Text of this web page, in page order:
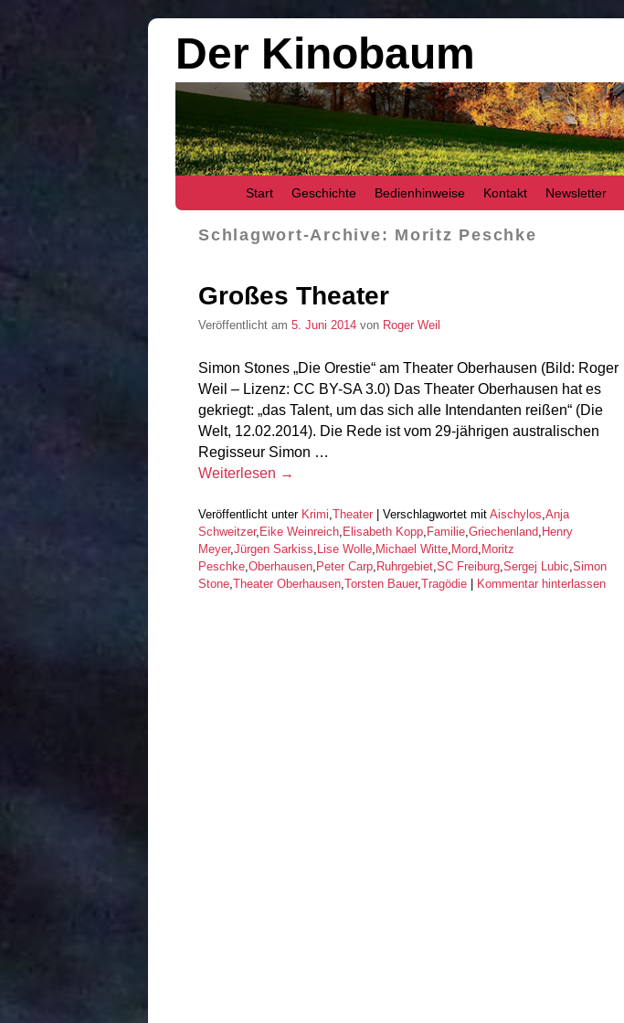
Der Kinobaum
Start Geschichte Bedienhinweise Kontakt Newsletter
Schlagwort-Archive: Moritz Peschke
Großes Theater
Veröffentlicht am 5. Juni 2014 von Roger Weil
Simon Stones „Die Orestie“ am Theater Oberhausen (Bild: Roger
Weil – Lizenz: CC BY-SA 3.0) Das Theater Oberhausen hat es
gekriegt: „das Talent, um das sich alle Intendanten reißen“ (Die
Welt, 12.02.2014). Die Rede ist vom 29-jährigen australischen
Regisseur Simon …
Weiterlesen →
Veröffentlicht unter Krimi Theater Verschlagwortet mit Aischylos Anja
Schweitzer, Eike Weinreich Elisabeth Kopp Familie Griechenland Henry
Meyer, Jürgen Sarkiss Lise Wolle Michael Witte Mord Moritz
Peschke Oberhausen Peter Carp Ruhrgebiet SC Freiburg Sergej Lubic Simon
Stone Theater Oberhausen Torsten Bauer, Tragödie Kommentar hinterlassen